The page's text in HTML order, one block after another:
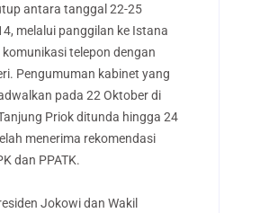
antara tanggal 22-25
melalui panggilan ke Istana
telepon dengan
Pengumuman kabinet yang
pada 22 Oktober di
Priok ditunda hingga 24
menerima rekomendasi
dan PPATK.
Jokowi dan Wakil